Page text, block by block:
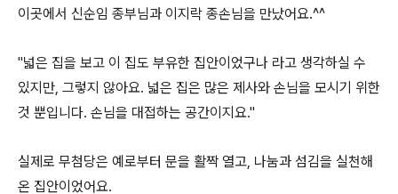
이곳에서 신순임 종부님과 이지락 종손님을 만났어요.^^
"넓은 집을 보고 이 집도 부유한 집안이었구나 라고 생각하실 수
있지만, 그렇지 않아요. 넓은 집은 많은 제사와 손님을 모시기 위한
것 뿐입니다. 손님을 대접하는 공간이지요."
실제로 무첨당은 예로부터 문을 활짝 열고, 나눔과 섬김을 실천해
온 집안이었어요.